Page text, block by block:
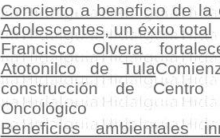
Concierto a beneficio de
Adolescentes, un éxito total
Francisco Olvera
Atotonilco de Tula
construcción de
Oncológico
Beneficios ambientales